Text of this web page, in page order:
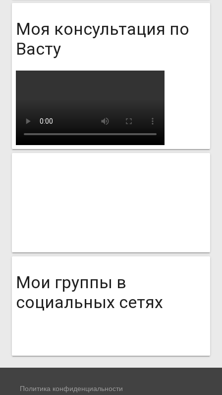
Моя консультация по
Васту
Мои группы в
социальных сетях
Политика конфиденциальности